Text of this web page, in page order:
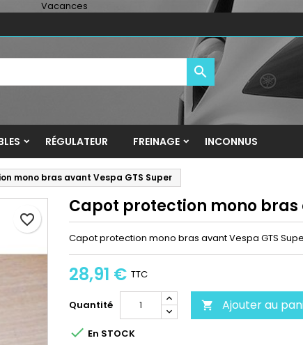

RÉGULATEUR FREINAGE INCONNUS
mono bras avant Vespa GTS Super
Capot protection mono bras
Capot protection mono bras avant Vespa GTS
28,91 € TTC
Quantité  Ajouter au
favorite_border
 En STOCK
×
d'envies ×
×
pour ajouter des produits à votre liste